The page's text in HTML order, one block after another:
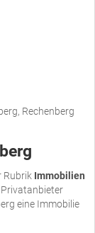
Rechenberg
Rubrik Immobilien
eine Immobilie